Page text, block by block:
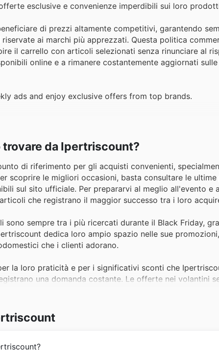
esclusive e convenienze imperdibili sui loro
di prezzi altamente competitivi, garantendo
ai marchi più apprezzati. Questa politica
il carrello con articoli selezionati senza rinunciare al
online e a rimanere costantemente aggiornati
ads and enjoy exclusive offers from top brands.
da Ipertriscount?
di riferimento per gli acquisti convenienti,
scoprire le migliori occasioni, basta consultare le
sul sito ufficiale. Per prepararvi al meglio all'evento e
che registrano il maggior successo tra i loro
sono sempre tra i più ricercati durante il Black Friday,
dedica loro ampio spazio nelle sue
che i clienti adorano.
la loro praticità e per i significativi sconti che
una domanda costante. Le offerte nei volantini
di questi articoli, spesso protagonisti delle
li include regolarmente nelle sue offerte speciali,